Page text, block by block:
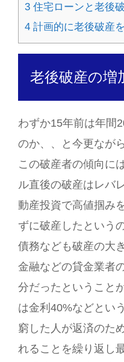
3 住宅ローンと老後
4 計画的に老後破産
老後破産の増
わずか15年前は年間
のか、、と今更なが
この破産者の傾向に
ル直後の破産はレバ
動産投資で高値掴み
ずに破産したという
債務なども破産の大
金融などの貸金業者
分だったということ
は金利40%などとい
窮した人が返済のた
れることを繰り返し